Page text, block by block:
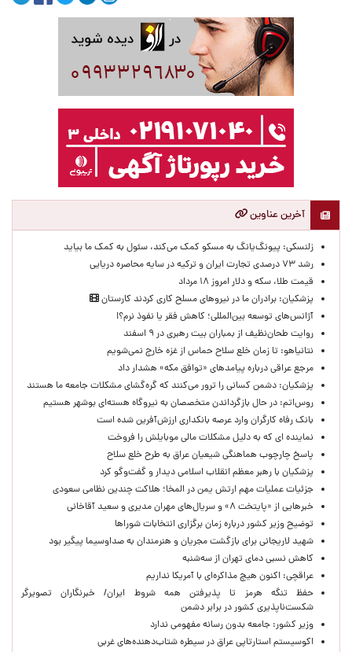
آخرین عناوین
زلنسکی: پیونگ‌یانگ به مسکو کمک می‌کند، سئول به کمک ما بیاید
رشد ۷۳ درصدی تجارت ایران و ترکیه در سایه محاصره دریایی
قیمت طلا، سکه و دلار امروز ۱۸ مرداد
پزشکیان: برادران ما در نیروهای مسلح کاری کردند کارستان
آژانس‌های توسعه بین‌المللی؛ کاهش فقر یا نفوذ نرم؟!
روایت طحان‌نظیف از بمباران بیت رهبری در ۹ اسفند
نتانیاهو: تا زمان خلع سلاح حماس از غزه خارج نمی‌شویم
مرجع عراقی درباره پیامدهای «توافق مکه» هشدار داد
پزشکیان: دشمن کسانی را ترور می‌کنند که گره‌گشای مشکلات جامعه ما هستند
روس‌اتم: در حال بازگرداندن متخصصان به نیروگاه هسته‌ای بوشهر هستیم
بانک رفاه کارگران وارد عرصه بانکداری ارزش‌آفرین شده است
نماینده ای که به دلیل مشکلات مالی موبایلش را فروخت
پاسخ چارچوب هماهنگی شیعیان عراق به طرح خلع سلاح
پزشکیان با رهبر معظم انقلاب اسلامی دیدار و گفت‌وگو کرد
جزئیات عملیات مهم ارتش یمن در المخا؛ هلاکت چندین نظامی سعودی
خبرهایی از «پایتخت ۸» و سریال‌های مهران مدیری و سعید آقاخانی
توضیح وزیر کشور درباره زمان برگزاری انتخابات شوراها
شهید لاریجانی برای بازگشت مجریان و هنرمندان به صداوسیما پیگیر بود
کاهش نسبی دمای تهران از سه‌شنبه
عراقچی: اکنون هیچ مذاکره‌ای با آمریکا نداریم
حفظ تنگه هرمز تا پذیرفتن همه شروط ایران/ خبرنگاران تصویرگر
شکست‌ناپذیری کشور در برابر دشمن
وزیر کشور: جامعه بدون رسانه مفهومی ندارد
اکوسیستم استارتاپی عراق در سیطره شتاب‌دهنده‌‌های غربی